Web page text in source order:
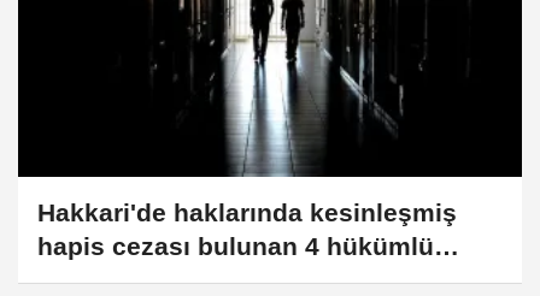
Hakkari'de haklarında kesinleşmiş
hapis cezası bulunan 4 hükümlü
yakalandı